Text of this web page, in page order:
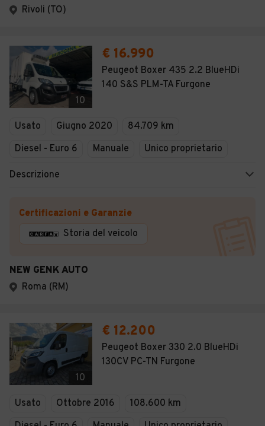
Rivoli (TO)
10
€ 16.990
Peugeot Boxer 435 2.2 BlueHDi
140 S&S PLM-TA Furgone
Usato Giugno 2020
84.709 km
Diesel - Euro 6
Manuale Unico proprietario
Descrizione
Certificazioni e Garanzie
Storia del veicolo
NEW GENK AUTO
Roma (RM)
10
€ 12.200
Peugeot Boxer 330 2.0 BlueHDi
130CV PC-TN Furgone
Usato Ottobre 2016
108.600 km